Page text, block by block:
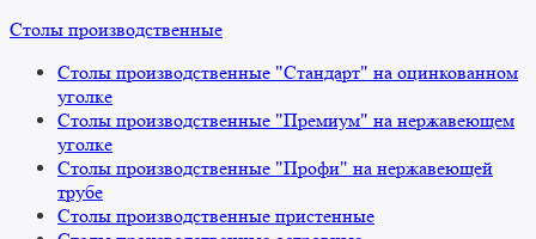
Столы производственные
Столы производственные "Стандарт" на оцинкованном
уголке
Столы производственные "Премиум" на нержавеющем
уголке
Столы производственные "Профи" на нержавеющей
трубе
Столы производственные пристенные